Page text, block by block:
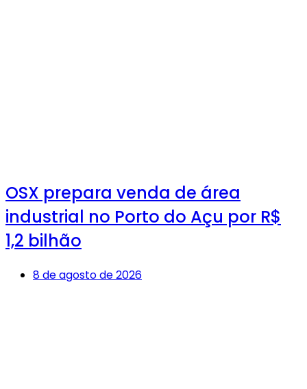
OSX prepara venda de área
industrial no Porto do Açu por R$
1,2 bilhão
8 de agosto de 2026